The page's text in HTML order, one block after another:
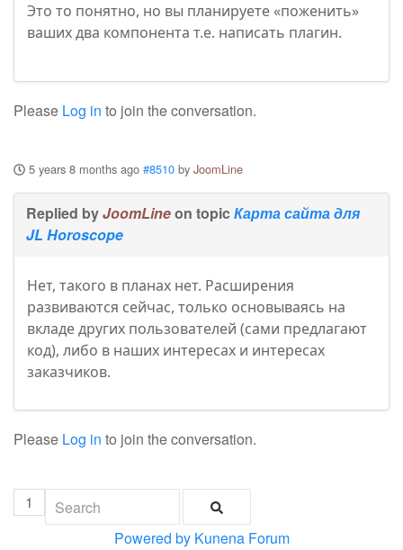
Это то понятно, но вы планируете «поженить»
ваших два компонента т.е. написать плагин.
Please Log in to join the conversation.
5 years 8 months ago #8510 by JoomLine
Replied byJoomLineon topic Карта сайта для
JL Horoscope
Нет, такого в планах нет. Расширения
развиваются сейчас, только основываясь на
вкладе других пользователей (сами предлагают
код), либо в наших интересах и интересах
заказчиков.
Please Log in to join the conversation.
1
Powered by Kunena Forum